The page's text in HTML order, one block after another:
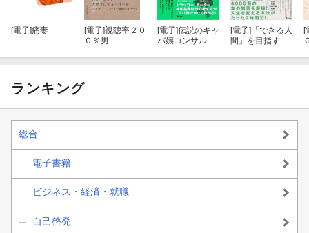
ー今すぐできる圧倒的な差を生むテクニック
ー多くの人をまとめる人がヒーローになる
・コンテンツ力
ーソーシャルメディア時代はネタ数の勝負
・脳力
[電子]痛妻 [電子]視聴率２０
０％男
[電子]伝説のキャ
バ嬢コンサルタ
[電子] 「できる人
間」を目指すな
[
ランキング
総合
電子書籍
ビジネス・経済・就職
自己啓発